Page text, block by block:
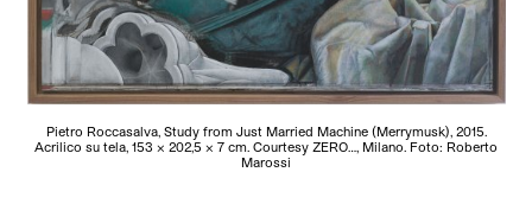
Pietro Roccasalva, Study from Just Married Machine (Merrymusk), 2015.
Acrilico su tela, 153 x 202,5 x 7 cm. Courtesy ZERO…, Milano. Foto: Roberto
Marossi